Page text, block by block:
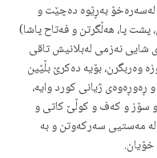
لەسەرەخۆ بەڕێوە دەچێت و
پا، هەڵگرتن و فەتاح پاشا)
شایی نەزمی لەبلانیش تاقی
وەربگرن، بۆیە دەکرێ بڵێین
ژیانی کورد وایە،
سۆز و کەف و کوڵێ کاتی و
مەستیی سەرکەوتن و بە
خۆیان.